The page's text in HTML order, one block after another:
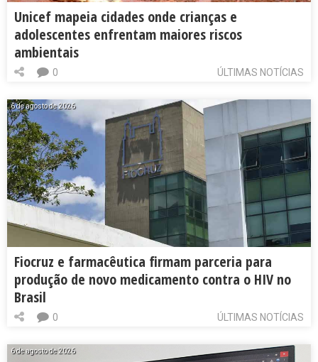
Unicef mapeia cidades onde crianças e
adolescentes enfrentam maiores riscos
ambientais
ÚLTIMAS NOTÍCIAS
0
6 de agosto de 2026
Fiocruz e farmacêutica firmam parceria para
produção de novo medicamento contra o HIV no
Brasil
ÚLTIMAS NOTÍCIAS
0
6 de agosto de 2026